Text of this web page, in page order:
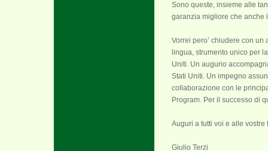
Sono queste, insieme alle
garanzia migliore che anche
Vorrei pero’ chiudere con un
lingua, strumento unico per
Uniti. Un augurio
Stati Uniti. Un impegno
collaborazione con le
Program. Per il successo di
Auguri a tutti voi e alle vostre
Giulio Terzi